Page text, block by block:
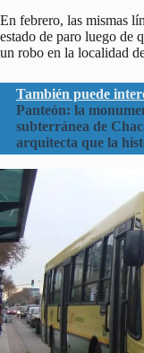
En febrero, las mismas
estado de paro luego de
un robo en la localidad
También puede
Panteón: la
subterránea de
arquitecta que la